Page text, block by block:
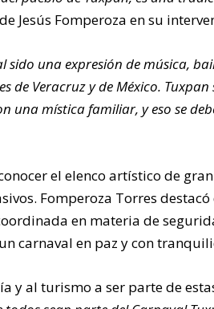
A
AL:
Jesús Fomperoza en su
sido una expresión de música,
de Veracruz y de México. Tuxpan
una mística familiar, y eso se
el elenco artístico de
Fomperoza Torres
en materia de
carnaval en paz y con
y al turismo a ser parte de